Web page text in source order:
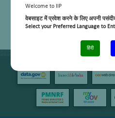
Welcome to IIP
वेबसाइट में प्रवेश करने के लिए अपनी
Select your Preferred Language to
हिंदी